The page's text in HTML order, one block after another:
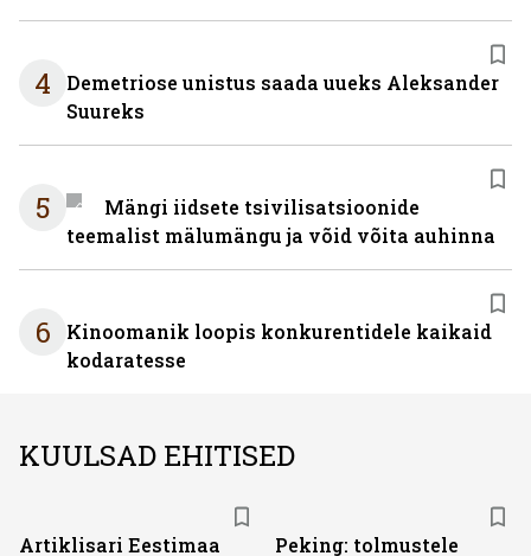
4
Demetriose unistus saada uueks Aleksander
Suureks
5
Mängi iidsete tsivilisatsioonide
teemalist mälumängu ja võid võita auhinna
6
Kinoomanik loopis konkurentidele kaikaid
kodaratesse
KUULSAD EHITISED
Artiklisari Eestimaa
Peking: tolmustele